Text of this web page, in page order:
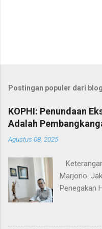
Postingan populer dari
KOPHI: Penundaan
Adalah
Agustus 08, 2025
Marjono.
Penegakan
terhadap